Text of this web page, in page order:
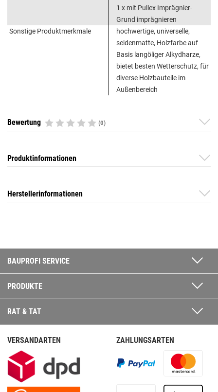
1 x mit Pullex Imprägnier-
Grund imprägnieren
Sonstige Produktmerkmale
hochwertige, universelle,
seidenmatte, Holzfarbe auf
Basis langöliger Alkydharze,
bietet besten Wetterschutz, für
diverse Holzbauteile im
Außenbereich
Bewertung (0)
Produktinformationen
Herstellerinformationen
BAUPROFI SERVICE
PRODUKTE
RAT & TAT
VERSANDARTEN ZAHLUNGSARTEN